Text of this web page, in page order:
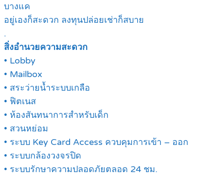
บางแค
อยู่เองก็สะดวก ลงทุนปล่อยเช่าก็สบาย
.
สิ่งอำนวยความสะดวก
• Lobby
• Mailbox
• สระว่ายน้ำระบบเกลือ
• ฟิตเนส
• ห้องสันทนาการสำหรับเด็ก
• สวนหย่อม
• ระบบ Key Card Access ควบคุมการเข้า – ออก
• ระบบกล้องวงจรปิด
• ระบบรักษาความปลอดภัยตลอด 24 ชม.